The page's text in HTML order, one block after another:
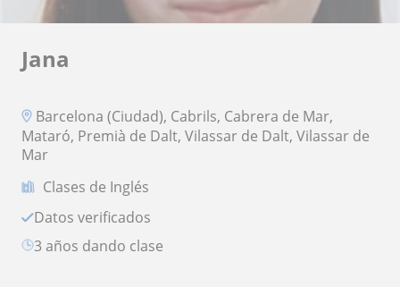
Jana
Barcelona (Ciudad), Cabrils, Cabrera de Mar,
Mataró, Premià de Dalt, Vilassar de Dalt, Vilassar de
Mar
Clases de Inglés
Datos verificados
3 años dando clase